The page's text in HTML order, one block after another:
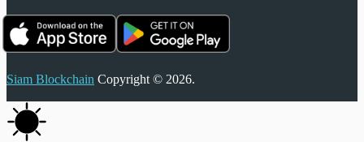
Siam Blockchain Copyright © 2026.